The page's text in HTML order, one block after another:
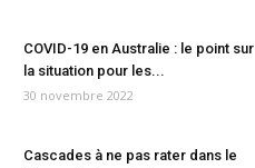
COVID-19 en Australie : le point sur
la situation pour les...
30 novembre 2022
Cascades à ne pas rater dans le